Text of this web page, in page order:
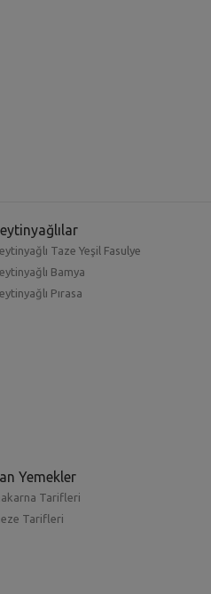
Taze Yeşil Fasulye
Bamya
Pırasa
Yemekler
Tarifleri
Tarifleri